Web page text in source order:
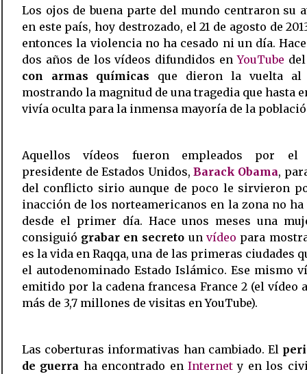
Los ojos de buena parte del mundo centraron su
en este país, hoy destrozado, el 21 de agosto de
entonces la violencia no ha cesado ni un día.
dos años de los vídeos difundidos enYouTube
con armas químicas que dieron la vuelta al
mostrando la magnitud de una tragedia que hasta
vivía oculta para la inmensa mayoría de la
Aquellos vídeos fueron empleados por el
presidente de Estados Unidos, Barack Obama,
del conflicto sirio aunque de poco le sirvieron
inacción de los norteamericanos en la zona no ha
desde el primer día. Hace unos meses una
consiguió grabar en secreto un vídeo para
es la vida en Raqqa, una de las primeras ciudades
el autodenominado Estado Islámico. Ese mismo
emitido por la cadena francesa France 2 (el vídeo
más de 3,7 millones de visitas en YouTube).
Las coberturas informativas han cambiado. El
de guerra ha encontrado en Internet y en los